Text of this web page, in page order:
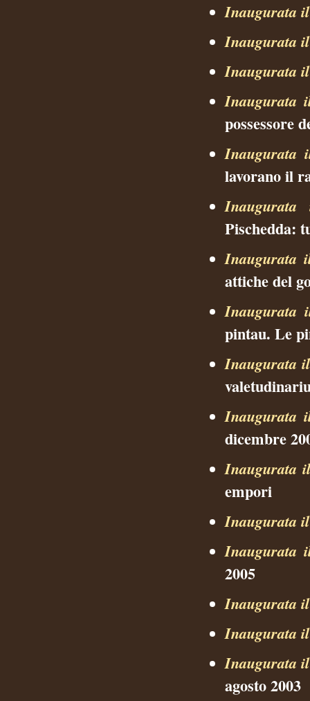
Inaugurata
Inaugurata
Inaugurata
Inaugurata
possessore
Inaugurata
lavorano il
Inaugurata
Pischedda:
Inaugurata
attiche del
Inaugurata
pintau. Le
Inaugurata
Inaugurata
dicembre
Inaugurata
empori
Inaugurata
Inaugurata
2005
Inaugurata
Inaugurata
Inaugurata
agosto 2003